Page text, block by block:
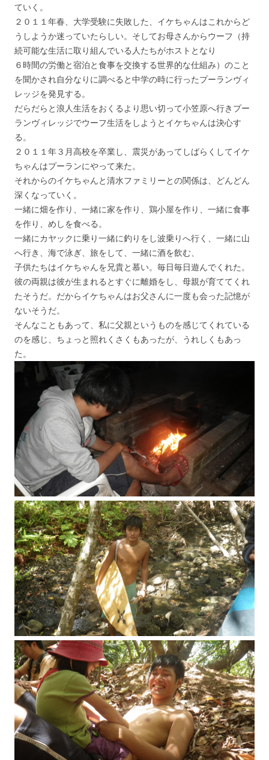
ていく。
２０１１年春、大学受験に失敗した、イケちゃんはこれからど
うしようか迷っていたらしい。そしてお母さんからウーフ（持
続可能な生活に取り組んでいる人たちがホストとなり
６時間の労働と宿泊と食事を交換する世界的な仕組み）のこと
を聞かされ自分なりに調べると中学の時に行ったプーランヴィ
レッジを発見する。
だらだらと浪人生活をおくるより思い切って小笠原へ行きプー
ランヴィレッジでウーフ生活をしようとイケちゃんは決心す
る。
２０１１年３月高校を卒業し、震災があってしばらくしてイケ
ちゃんはプーランにやって来た。
それからのイケちゃんと清水ファミリーとの関係は、どんどん
深くなっていく。
一緒に畑を作り、一緒に家を作り、鶏小屋を作り、一緒に食事
を作り、めしを食べる。
一緒にカヤックに乗り一緒に釣りをし波乗りへ行く、一緒に山
へ行き、海で泳ぎ、旅をして、一緒に酒を飲む、
子供たちはイケちゃんを兄貴と慕い。毎日毎日遊んでくれた。
彼の両親は彼が生まれるとすぐに離婚をし、母親が育ててくれ
たそうだ。だからイケちゃんはお父さんに一度も会った記憶が
ないそうだ。
そんなこともあって、私に父親というものを感じてくれている
のを感じ、ちょっと照れくさくもあったが、うれしくもあっ
た。